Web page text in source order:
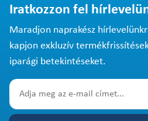
Iratkozzon fel
Maradjon naprakész
kapjon exkluzív
iparági betekintéseket.